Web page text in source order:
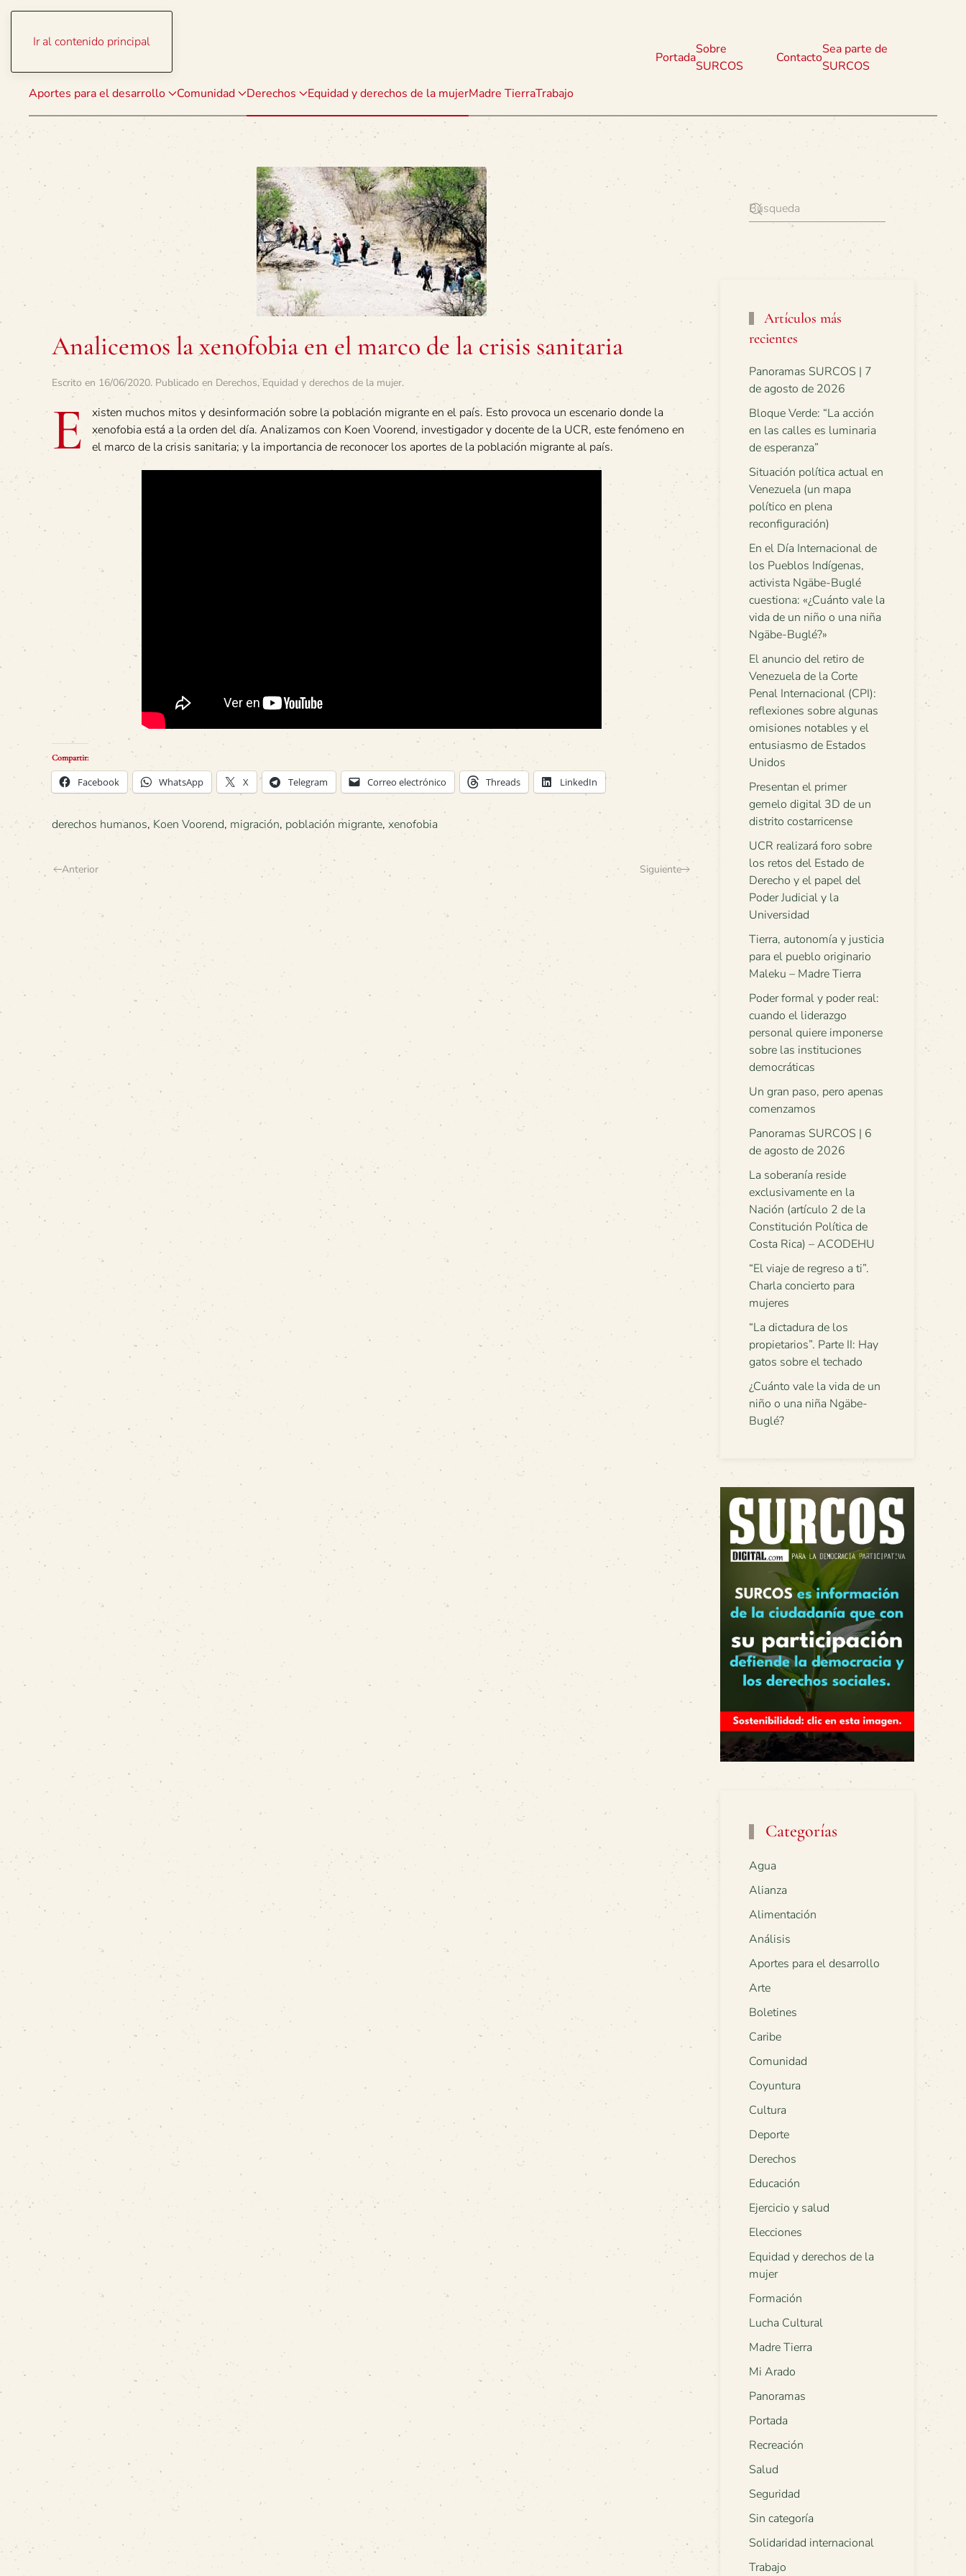
Ir al contenido principal
Aportes para el desarrollo Comunidad Derechos Equidad y derechos de la mujerMadre TierraTrabajo
Portada
Sobre
SURCOS
Contacto
Sea parte de
SURCOS
Analicemos la xenofobia en el marco de la crisis sanitaria
Escrito en 16/06/2020. Publicado en Derechos,Equidad y derechos de la mujer.
E
xisten muchos mitos y desinformación sobre la población migrante en el país. Esto provoca un escenario donde la
xenofobia está a la orden del día. Analizamos con Koen Voorend, investigador y docente de la UCR, este fenómeno en
el marco de la crisis sanitaria; y la importancia de reconocer los aportes de la población migrante al país.
Compartir:
Facebook WhatsApp X Telegram Correo electrónico Threads LinkedIn
derechos humanos, Koen Voorend, migración, población migrante, xenofobia
Anterior Siguiente
Artículos más
recientes
Panoramas SURCOS | 7
de agosto de 2026
Bloque Verde: “La acción
en las calles es luminaria
de esperanza”
Situación política actual en
Venezuela (un mapa
político en plena
reconfiguración)
En el Día Internacional de
los Pueblos Indígenas,
activista Ngäbe-Buglé
cuestiona: «¿Cuánto vale la
vida de un niño o una niña
Ngäbe-Buglé?»
El anuncio del retiro de
Venezuela de la Corte
Penal Internacional (CPI):
reflexiones sobre algunas
omisiones notables y el
entusiasmo de Estados
Unidos
Presentan el primer
gemelo digital 3D de un
distrito costarricense
UCR realizará foro sobre
los retos del Estado de
Derecho y el papel del
Poder Judicial y la
Universidad
Tierra, autonomía y justicia
para el pueblo originario
Maleku – Madre Tierra
Poder formal y poder real:
cuando el liderazgo
personal quiere imponerse
sobre las instituciones
democráticas
Un gran paso, pero apenas
comenzamos
Panoramas SURCOS | 6
de agosto de 2026
La soberanía reside
exclusivamente en la
Nación (artículo 2 de la
Constitución Política de
Costa Rica) – ACODEHU
“El viaje de regreso a ti”.
Charla concierto para
mujeres
“La dictadura de los
propietarios”. Parte II: Hay
gatos sobre el techado
¿Cuánto vale la vida de un
niño o una niña Ngäbe-
Buglé?
Categorías
Agua
Alianza
Alimentación
Análisis
Aportes para el desarrollo
Arte
Boletines
Caribe
Comunidad
Coyuntura
Cultura
Deporte
Derechos
Educación
Ejercicio y salud
Elecciones
Equidad y derechos de la
mujer
Formación
Lucha Cultural
Madre Tierra
Mi Arado
Panoramas
Portada
Recreación
Salud
Seguridad
Sin categoría
Solidaridad internacional
Trabajo